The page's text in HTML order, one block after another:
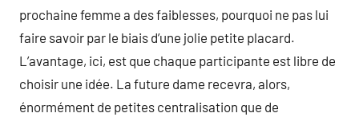
prochaine femme a des faiblesses, pourquoi ne pas lui
faire savoir par le biais d’une jolie petite placard.
L’avantage, ici, est que chaque participante est libre de
choisir une idée. La future dame recevra, alors,
énormément de petites centralisation que de